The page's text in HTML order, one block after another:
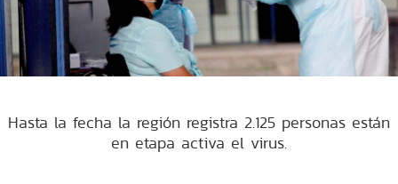
Hasta la fecha la región registra 2.125 personas están
en etapa activa el virus.